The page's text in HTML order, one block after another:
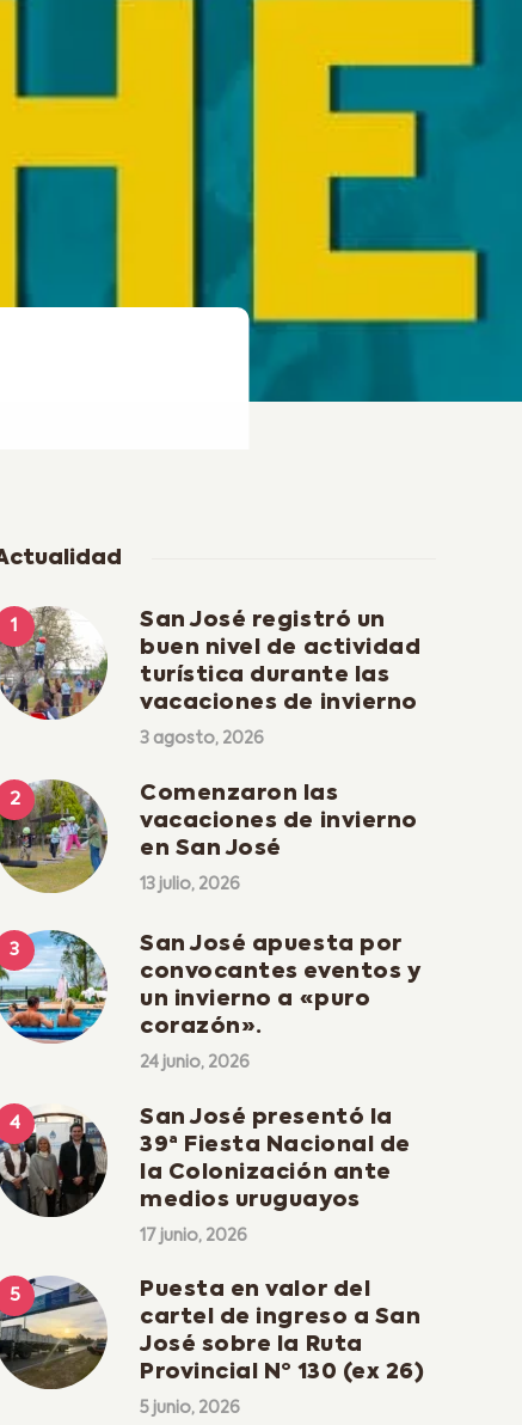
San José registró un
buen nivel de actividad
turística durante las
vacaciones de invierno
3 agosto, 2026
Comenzaron las
vacaciones de invierno
en San José
13 julio, 2026
San José apuesta por
convocantes eventos y
un invierno a «puro
corazón».
24 junio, 2026
San José presentó la
39ª Fiesta Nacional de
la Colonización ante
medios uruguayos
17 junio, 2026
Puesta en valor del
cartel de ingreso a San
José sobre la Ruta
Provincial Nº 130 (ex 26)
5 junio, 2026